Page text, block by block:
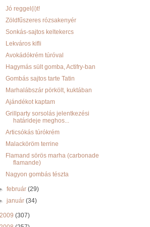
Jó reggel(i)t!
Zöldfűszeres rózsakenyér
Sonkás-sajtos keltekercs
Lekváros kifli
Avokádókrém túróval
Hagymás sült gomba, Actifry-ban
Gombás sajtos tarte Tatin
Marhalábszár pörkölt, kuktában
Ajándékot kaptam
Grillparty sorsolás jelentkezési
határideje meghos...
Articsókás túrókrém
Malacköröm terrine
Flamand sörös marha (carbonade
flamande)
Nagyon gombás tészta
február(29)
január(34)
2009 (307)